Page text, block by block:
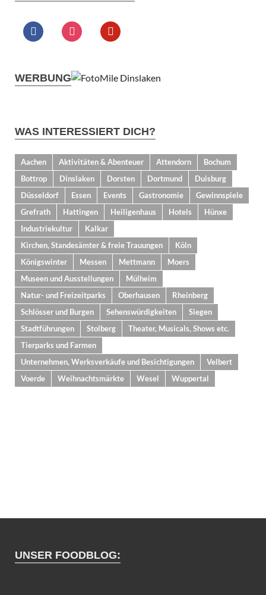
WERBUNG
WAS INTERESSIERT DICH?
Aachen Aktivitäten & Abenteuer Attendorn
Bochum
Bottrop
Dinslaken Dorsten Dortmund
Duisburg
Düsseldorf
Essen Events Gastronomie
Gewinnspiele
Grefrath
Hattingen Heiligenhaus Hotels
Hünxe
Industriekultur
Kalkar
Kirchen, Standesämter & freie Trauungen
Köln
Königswinter
Messen Mettmann
Moers
Museen und Ausstellungen
Mülheim
Natur- und Freizeitparks
Oberhausen
Rheinberg
Schlösser und Burgen
Sehenswürdigkeiten
Siegen
Stadtführungen
Stolberg
Theater, Musicals, Shows etc.
Tierparks und Farmen
Unternehmen, Werksverkäufe und Besichtigungen
Velbert
Voerde
Weihnachtsmärkte Wesel Wuppertal
UNSER FOODBLOG: